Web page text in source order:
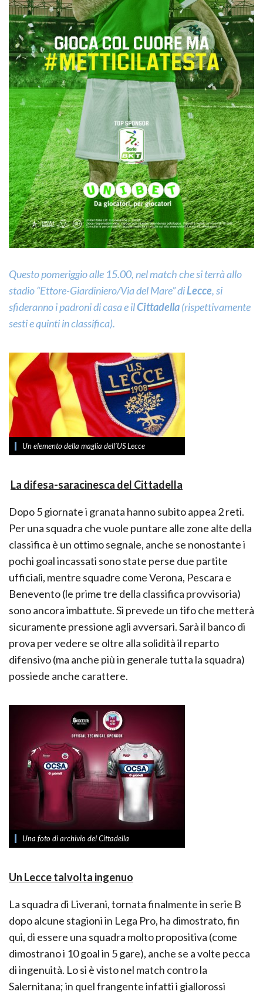
Questo pomeriggio alle 15.00, nel match che si terrà allo
stadio “Ettore-Giardiniero/Via del Mare” diLecce, si
sfideranno i padroni di casa e ilCittadella(rispettivamente
sesti e quinti in classifica).
Un elemento della maglia dell’US Lecce
La difesa-saracinesca del Cittadella
Dopo 5 giornate i granata hanno subito appea 2 reti.
Per una squadra che vuole puntare alle zone alte della
classifica è un ottimo segnale, anche se nonostante i
pochi goal incassati sono state perse due partite
ufficiali, mentre squadre come Verona, Pescara e
Benevento (le prime tre della classifica provvisoria)
sono ancora imbattute. Si prevede un tifo che metterà
sicuramente pressione agli avversari. Sarà il banco di
prova per vedere se oltre alla solidità il reparto
difensivo (ma anche più in generale tutta la squadra)
possiede anche carattere.
Una foto di archivio del Cittadella
Un Lecce talvolta ingenuo
La squadra di Liverani, tornata finalmente in serie B
dopo alcune stagioni in Lega Pro, ha dimostrato, fin
qui, di essere una squadra molto propositiva (come
dimostrano i 10 goal in 5 gare), anche se a volte pecca
di ingenuità. Lo si è visto nel match contro la
Salernitana; in quel frangente infatti i giallorossi